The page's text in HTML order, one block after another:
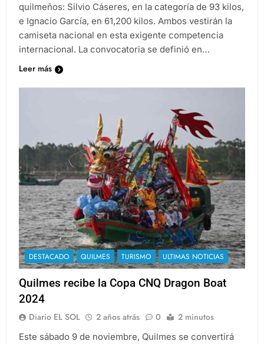
quilmeños: Silvio Cáseres, en la categoría de 93 kilos,
e Ignacio García, en 61,200 kilos. Ambos vestirán la
camiseta nacional en esta exigente competencia
internacional. La convocatoria se definió en…
Leer más
DESTACADO QUILMES TURISMO ULTIMAS NOTICIAS
Quilmes recibe la Copa CNQ Dragon Boat
2024
Diario EL SOL 2 años atrás 0 2 minutos
Este sábado 9 de noviembre, Quilmes se convertirá